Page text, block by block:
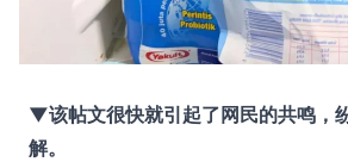
▼该帖文很快就引起了网民的共鸣，
解。